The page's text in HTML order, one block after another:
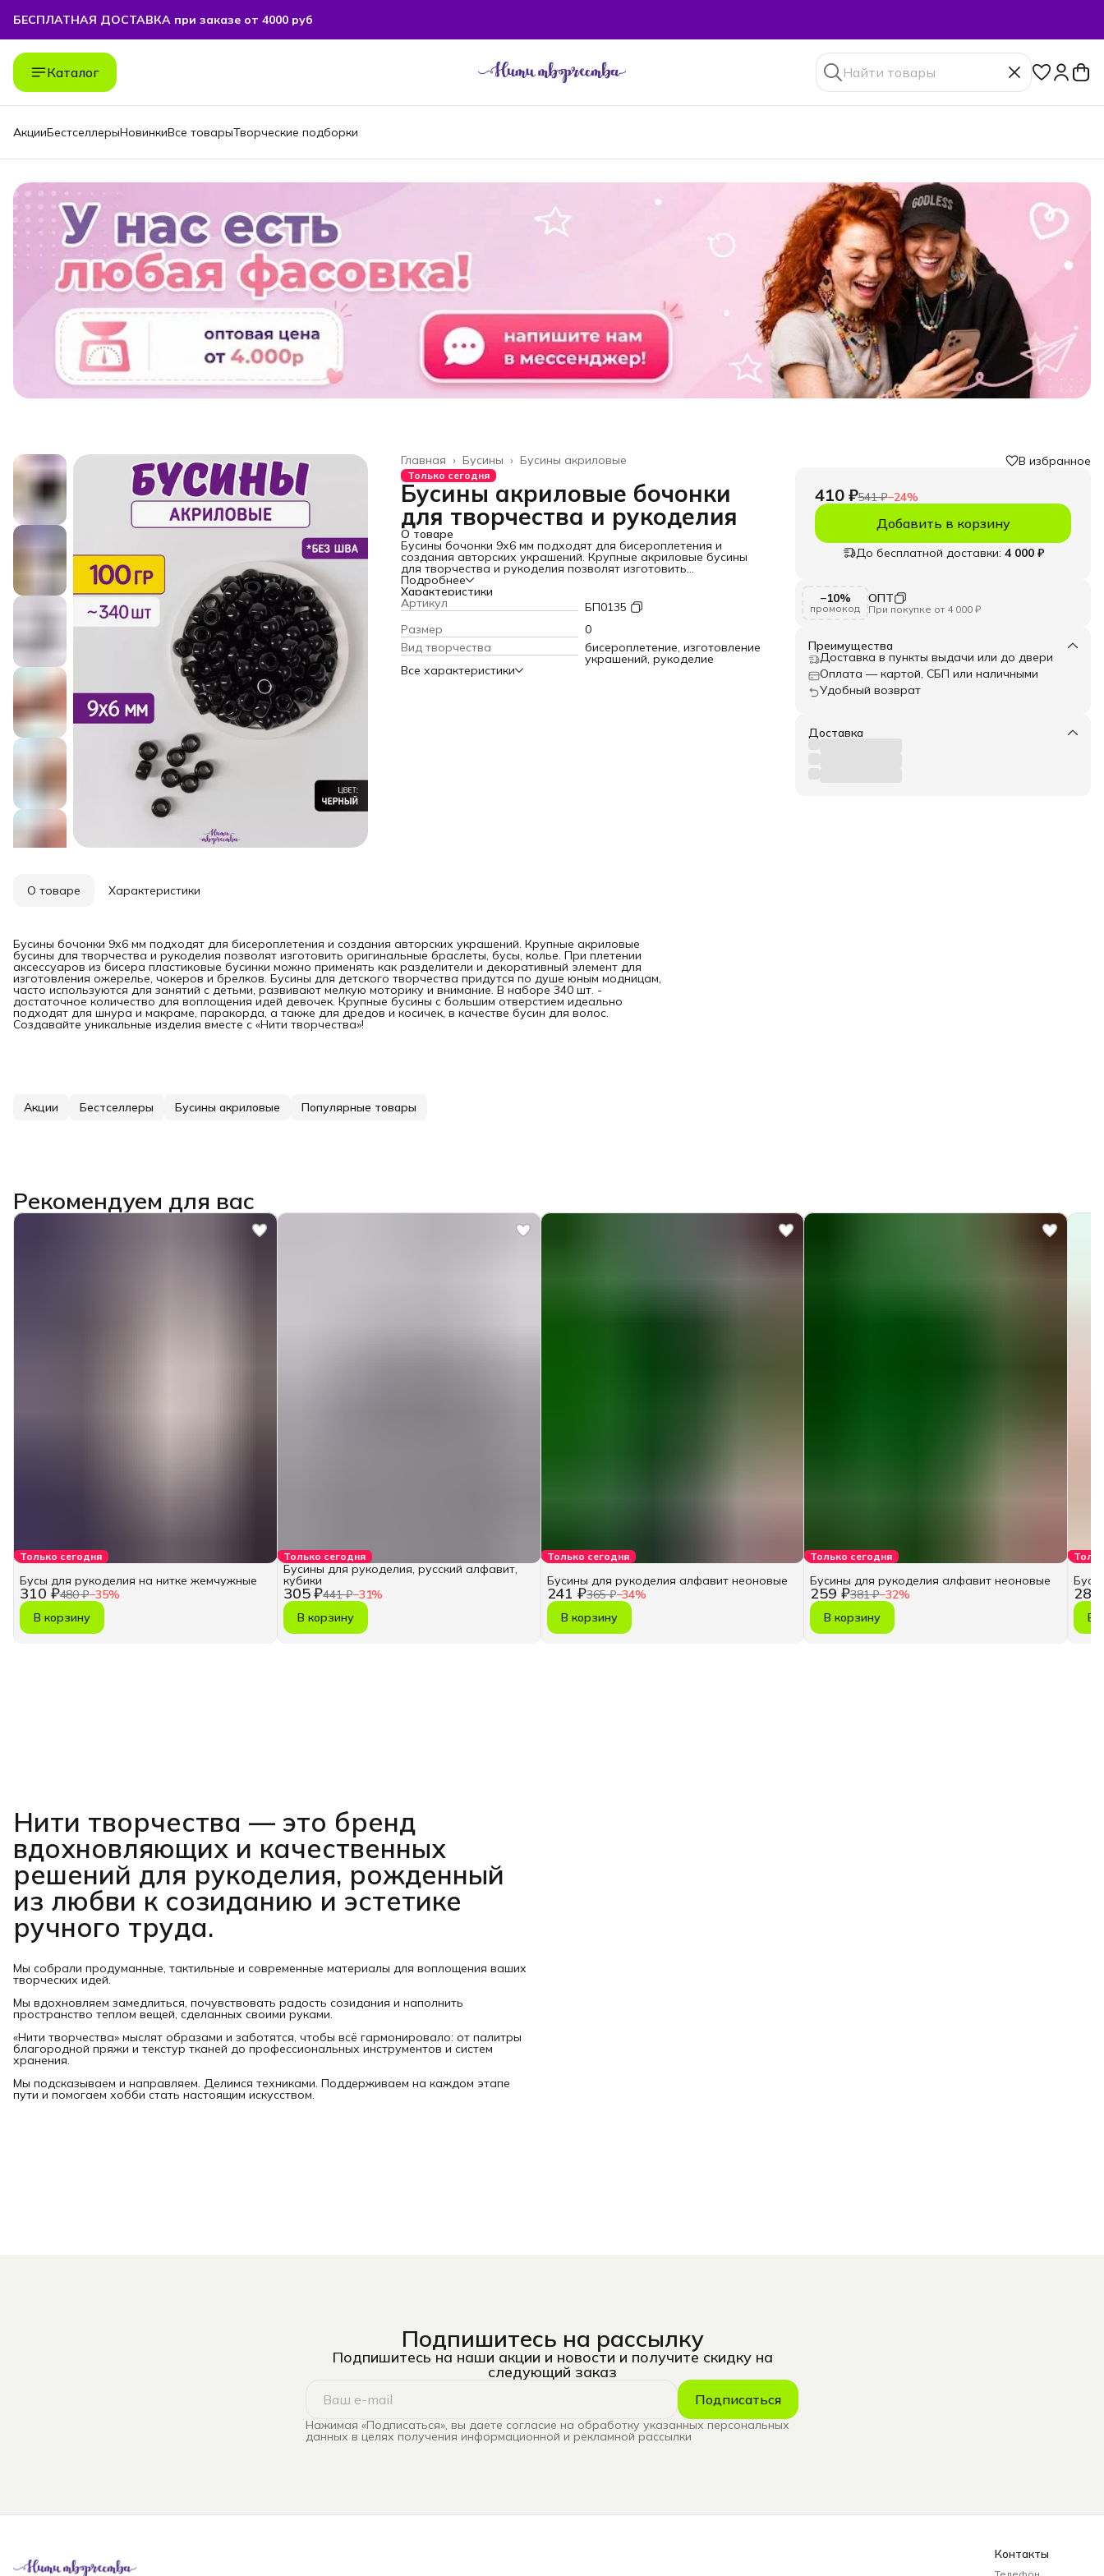
БЕСПЛАТНАЯ ДОСТАВКА при заказе от 4000 руб
БЕСПЛАТНАЯ ДОСТАВКА при заказе от 4000 руб
Каталог
АкцииБестселлерыНовинкиВсе товарыТворческие подборки
Бусины акриловые
Бусины ›
Главная ›
Только сегодня
Бусины акриловые бочонки
для творчества и рукоделия
О товаре
Бусины бочонки 9х6 мм подходят для бисероплетения и
создания авторских украшений. Крупные акриловые бусины
для творчества и рукоделия позволят изготовить
оригинальные браслеты, бусы, колье. При плетении
аксессуаров из бисера пластиковые бусинки можно применять
как разделители и декоративный элемент для изготовления
ожерелье, чокеров и брелков. Бусины для детского
творчества придутся по душе юным модницам, часто
используются для занятий с детьми, развивают мелкую
моторику и внимание. В наборе 340 шт. - достаточное
количество для воплощения идей девочек. Крупные бусины с
большим отверстием идеально подходят для шнура и
Подробнее
Характеристики
Артикул
БП0135
Размер
0
Вид творчества
бисероплетение, изготовление
украшений, рукоделие
Все характеристики
В избранное
410 ₽541 ₽−24%
Добавить в корзину
До бесплатной доставки: 4 000 ₽
−10%
промокод
ОПТ
При покупке от 4 000 ₽
Преимущества
Доставка в пункты выдачи или до двери
Оплата — картой, СБП или наличными
Удобный возврат
Доставка
О товаре Характеристики
Бусины бочонки 9х6 мм подходят для бисероплетения и создания авторских украшений. Крупные акриловые
бусины для творчества и рукоделия позволят изготовить оригинальные браслеты, бусы, колье. При плетении
аксессуаров из бисера пластиковые бусинки можно применять как разделители и декоративный элемент для
изготовления ожерелье, чокеров и брелков. Бусины для детского творчества придутся по душе юным модницам,
часто используются для занятий с детьми, развивают мелкую моторику и внимание. В наборе 340 шт. -
достаточное количество для воплощения идей девочек. Крупные бусины с большим отверстием идеально
подходят для шнура и макраме, паракорда, а также для дредов и косичек, в качестве бусин для волос.
Создавайте уникальные изделия вместе с «Нити творчества»!
Акции Бестселлеры Бусины акриловые Популярные товары
Рекомендуем для вас
Только сегодня
310 ₽480 ₽−35%
Бусы для рукоделия на нитке жемчужные
В корзину
Только сегодня
305 ₽441 ₽−31%
Бусины для рукоделия, русский алфавит,
кубики
В корзину
Только сегодня
241 ₽365 ₽−34%
Бусины для рукоделия алфавит неоновые
В корзину
Только сегодня
259 ₽381 ₽−32%
Бусины для рукоделия алфавит неоновые
В корзину
287
В
Нити творчества — это бренд
вдохновляющих и качественных
решений для рукоделия, рожденный
из любви к созиданию и эстетике
ручного труда.
Мы собрали продуманные, тактильные и современные материалы для воплощения ваших
творческих идей.
Мы вдохновляем замедлиться, почувствовать радость созидания и наполнить
пространство теплом вещей, сделанных своими руками.
«Нити творчества» мыслят образами и заботятся, чтобы всё гармонировало: от палитры
благородной пряжи и текстур тканей до профессиональных инструментов и систем
хранения.
Мы подсказываем и направляем. Делимся техниками. Поддерживаем на каждом этапе
пути и помогаем хобби стать настоящим искусством.
Подпишитесь на рассылку
Подпишитесь на наши акции и новости и получите скидку на
следующий заказ
Подписаться
Нажимая «Подписаться», вы даете согласие на обработку указанных персональных
данных в целях получения информационной и рекламной рассылки
Контакты